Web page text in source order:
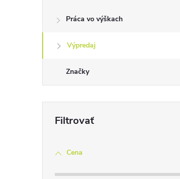
p
a
n
e
Práca vo výškach
Výpredaj
Značky
Cena